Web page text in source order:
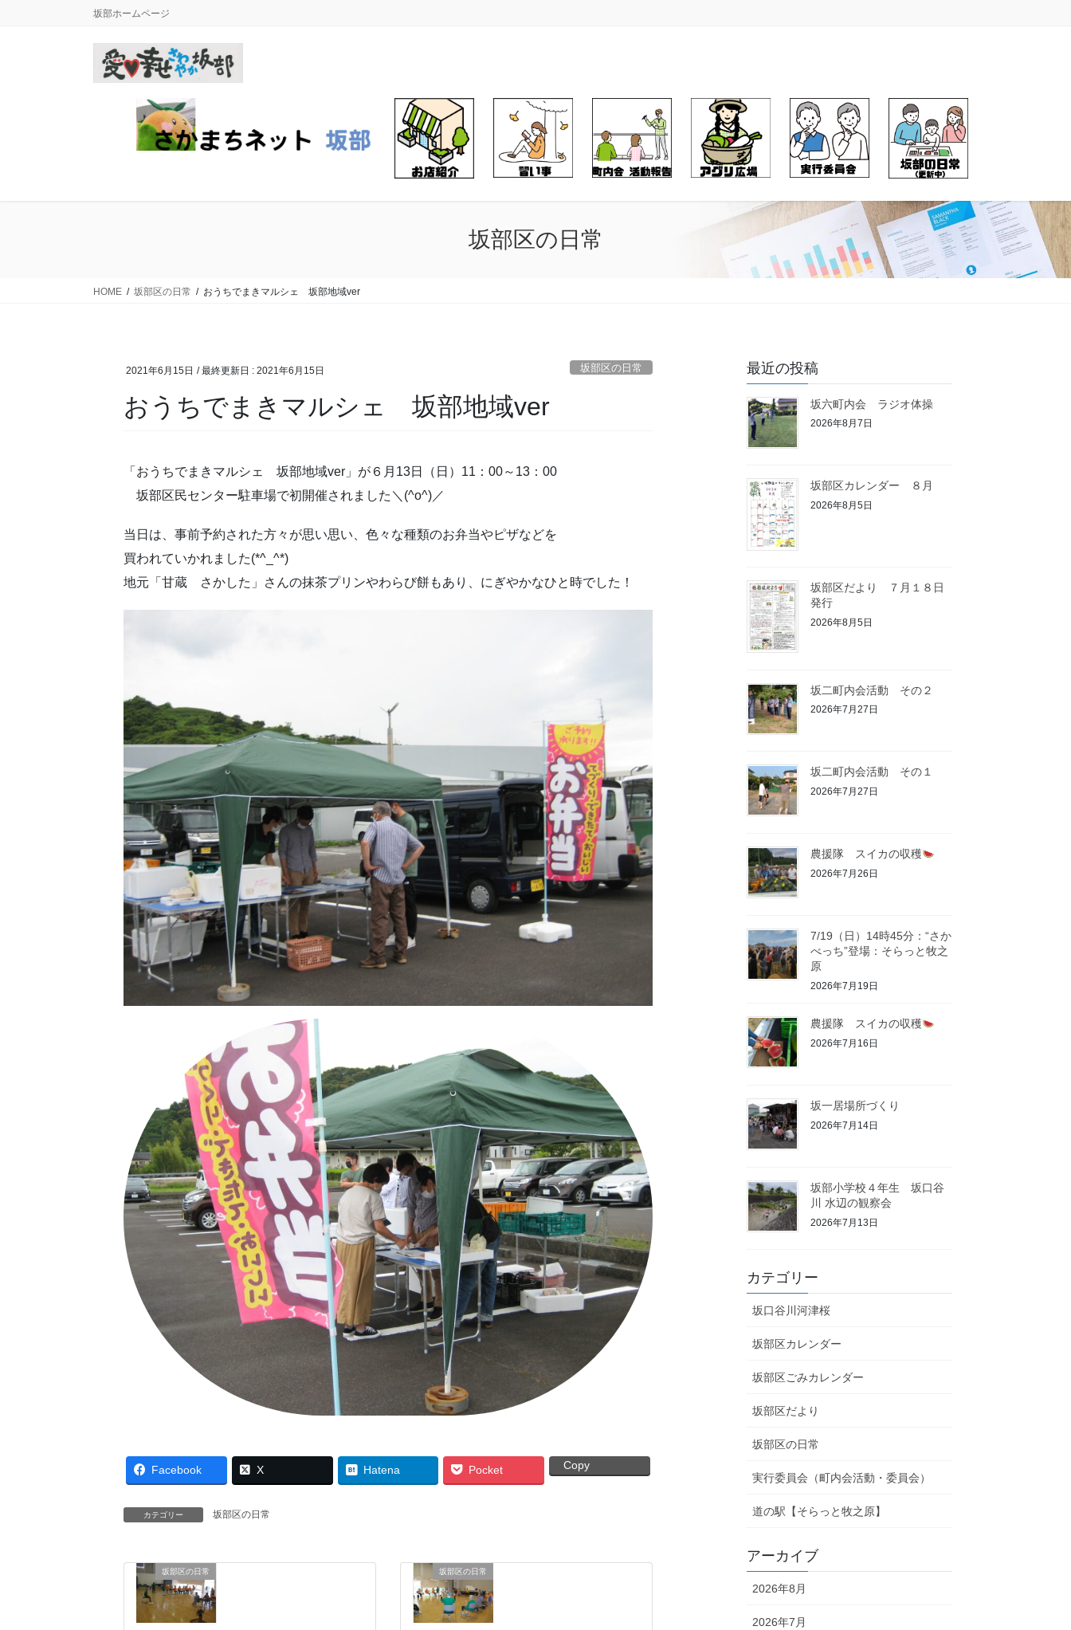
坂部ホームページ
坂部区の日常
HOME 坂部区の日常 おうちでまきマルシェ 坂部地域ver
2021年6月15日 / 最終更新日 :2021年6月15日 坂部区の日常
おうちでまきマルシェ 坂部地域ver
「おうちでまきマルシェ 坂部地域ver」が６月13日（日）11：00～13：00
坂部区民センター駐車場で初開催されました＼(^o^)／
当日は、事前予約された方々が思い思い、色々な種類のお弁当やピザなどを
買われていかれました(*^_^*)
地元「甘蔵 さかした」さんの抹茶プリンやわらび餅もあり、にぎやかなひと時でした！
Facebook X Hatena Pocket Copy
カテゴリー 坂部区の日常
坂部区の日常 坂部区の日常
最近の投稿
坂六町内会 ラジオ体操
2026年8月7日
坂部区カレンダー ８月
2026年8月5日
坂部区だより ７月１８日
発行
2026年8月5日
坂二町内会活動 その２
2026年7月27日
坂二町内会活動 その１
2026年7月27日
農援隊 スイカの収穫
2026年7月26日
7/19（日）14時45分：“さか
べっち”登場：そらっと牧之
原
2026年7月19日
農援隊 スイカの収穫
2026年7月16日
坂一居場所づくり
2026年7月14日
坂部小学校４年生 坂口谷
川 水辺の観察会
2026年7月13日
カテゴリー
坂口谷川河津桜
坂部区カレンダー
坂部区ごみカレンダー
坂部区だより
坂部区の日常
実行委員会（町内会活動・委員会）
道の駅【そらっと牧之原】
アーカイブ
2026年8月
2026年7月